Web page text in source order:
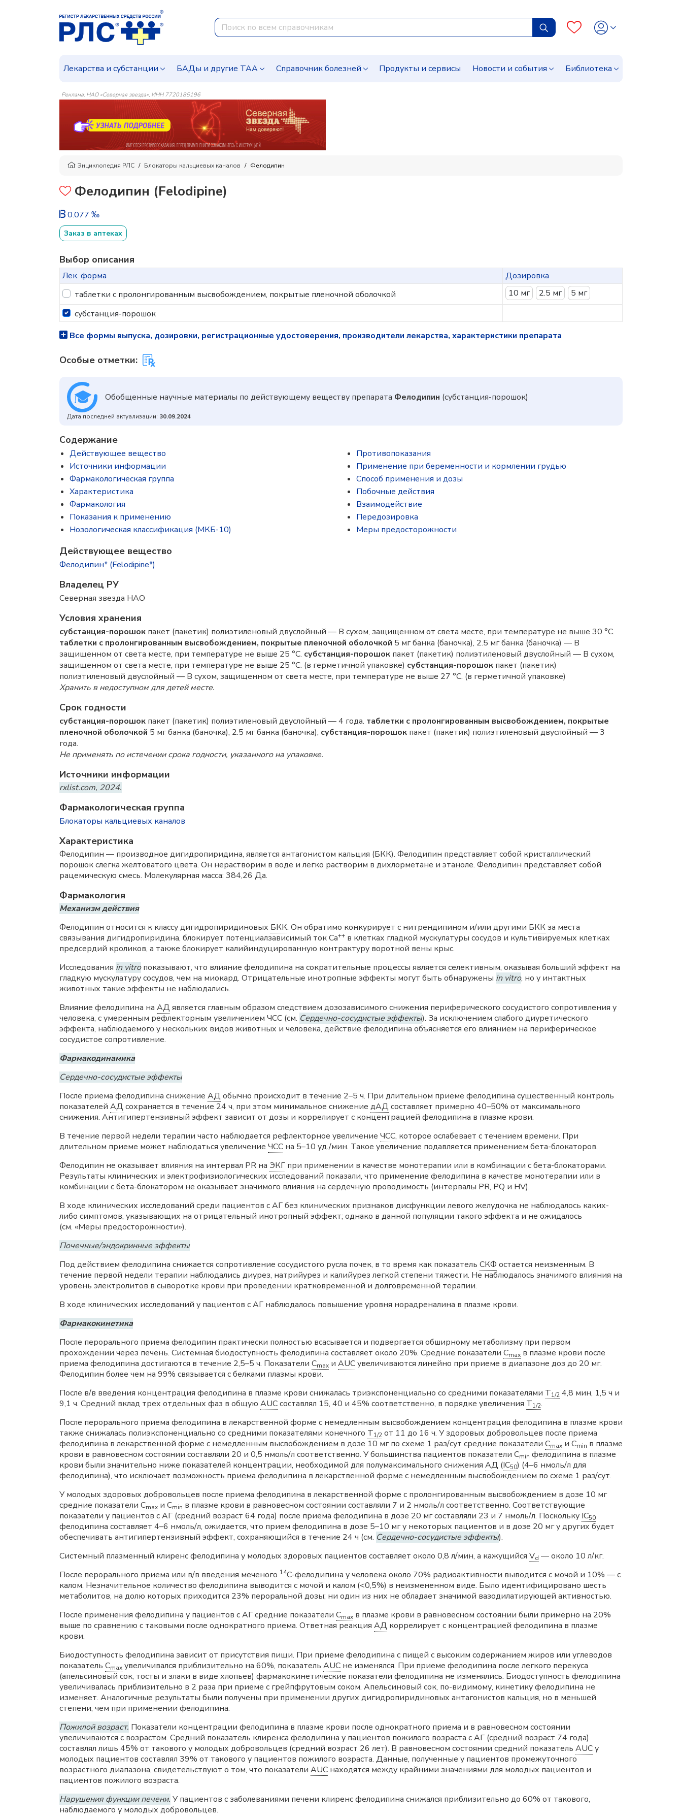
Лекарства и субстанции БАДы и другие ТАА Справочник болезней Продукты и сервисы Новости и события Библиотека
Реклама: НАО «Северная звезда», ИНН 7720185196
Энциклопедия РЛС Блокаторы кальциевых каналов Фелодипин
Фелодипин (Felodipine)
0.077 ‰
Заказ в аптеках
Выбор описания
Лек. форма
Дозировка
таблетки с пролонгированным высвобождением, покрытые пленочной оболочкой
10 мг 2.5 мг
5 мг
субстанция-порошок
Все формы выпуска, дозировки, регистрационные удостоверения, производители лекарства, характеристики препарата
Особые отметки:
Обобщенные научные материалы по действующему веществу препарата Фелодипин (субстанция-порошок)
Дата последней актуализации: 30.09.2024
Содержание
Действующее вещество
Источники информации
Фармакологическая группа
Характеристика
Фармакология
Показания к применению
Нозологическая классификация (МКБ-10)
Противопоказания
Применение при беременности и кормлении грудью
Способ применения и дозы
Побочные действия
Взаимодействие
Передозировка
Меры предосторожности
Действующее вещество
Фелодипин* (Felodipine*)
Владелец РУ
Северная звезда НАО
Условия хранения
субстанция-порошок пакет (пакетик) полиэтиленовый двуслойный — В сухом, защищенном от света месте, при температуре не выше 30 °C.
таблетки с пролонгированным высвобождением, покрытые пленочной оболочкой 5 мг банка (баночка), 2.5 мг банка (баночка) — В
защищенном от света месте, при температуре не выше 25 °C. субстанция-порошок пакет (пакетик) полиэтиленовый двуслойный — В сухом,
защищенном от света месте, при температуре не выше 25 °C. (в герметичной упаковке) субстанция-порошок пакет (пакетик)
полиэтиленовый двуслойный — В сухом, защищенном от света месте, при температуре не выше 27 °C. (в герметичной упаковке)
Хранить в недоступном для детей месте.
Срок годности
субстанция-порошок пакет (пакетик) полиэтиленовый двуслойный — 4 года. таблетки с пролонгированным высвобождением, покрытые
пленочной оболочкой 5 мг банка (баночка), 2.5 мг банка (баночка); субстанция-порошок пакет (пакетик) полиэтиленовый двуслойный — 3
года.
Не применять по истечении срока годности, указанного на упаковке.
Источники информации
rxlist.com, 2024.
Фармакологическая группа
Блокаторы кальциевых каналов
Характеристика
Фелодипин — производное дигидропиридина, является антагонистом кальция (БКК). Фелодипин представляет собой кристаллический
порошок слегка желтоватого цвета. Он нерастворим в воде и легко растворим в дихлорметане и этаноле. Фелодипин представляет собой
рацемическую смесь. Молекулярная масса: 384,26 Да.
Фармакология
Механизм действия
Фелодипин относится к классу дигидропиридиновых БКК. Он обратимо конкурирует с нитрендипином и/или другими БККза места
связывания дигидропиридина, блокирует потенциалзависимый ток Ca++ в клетках гладкой мускулатуры сосудов и культивируемых клетках
предсердий кроликов, а также блокирует калийиндуцированную контрактуру воротной вены крыс.
Исследования in vitroпоказывают, что влияние фелодипина на сократительные процессы является селективным, оказывая больший эффект на
гладкую мускулатуру сосудов, чем на миокард. Отрицательные инотропные эффекты могут быть обнаружены in vitro, но у интактных
животных такие эффекты не наблюдались.
Влияние фелодипина на АД является главным образом следствием дозозависимого снижения периферического сосудистого сопротивления у
человека, с умеренным рефлекторным увеличением ЧСС (см. Сердечно-сосудистые эффекты). За исключением слабого диуретического
эффекта, наблюдаемого у нескольких видов животных и человека, действие фелодипина объясняется его влиянием на периферическое
сосудистое сопротивление.
Фармакодинамика
Сердечно-сосудистые эффекты
После приема фелодипина снижение АД обычно происходит в течение 2–5 ч. При длительном приеме фелодипина существенный контроль
показателей АД сохраняется в течение 24 ч, при этом минимальное снижение дАД составляет примерно 40–50% от максимального
снижения. Антигипертензивный эффект зависит от дозы и коррелирует с концентрацией фелодипина в плазме крови.
В течение первой недели терапии часто наблюдается рефлекторное увеличение ЧСС, которое ослабевает с течением времени. При
длительном приеме может наблюдаться увеличение ЧСС на 5–10 уд./мин. Такое увеличение подавляется применением бета-блокаторов.
Фелодипин не оказывает влияния на интервал PR на ЭКГ при применении в качестве монотерапии или в комбинации с бета-блокаторами.
Результаты клинических и электрофизиологических исследований показали, что применение фелодипина в качестве монотерапии или в
комбинации с бета-блокатором не оказывает значимого влияния на сердечную проводимость (интервалы PR, PQ и HV).
В ходе клинических исследований среди пациентов с АГ без клинических признаков дисфункции левого желудочка не наблюдалось каких-
либо симптомов, указывающих на отрицательный инотропный эффект; однако в данной популяции такого эффекта и не ожидалось
(см. «Меры предосторожности»).
Почечные/эндокринные эффекты
Под действием фелодипина снижается сопротивление сосудистого русла почек, в то время как показатель СКФ остается неизменным. В
течение первой недели терапии наблюдались диурез, натрийурез и калийурез легкой степени тяжести. Не наблюдалось значимого влияния на
уровень электролитов в сыворотке крови при проведении кратковременной и долговременной терапии.
В ходе клинических исследований у пациентов с АГ наблюдалось повышение уровня норадреналина в плазме крови.
Фармакокинетика
После перорального приема фелодипин практически полностью всасывается и подвергается обширному метаболизму при первом
прохождении через печень. Системная биодоступность фелодипина составляет около 20%. Средние показатели Cmax в плазме крови после
приема фелодипина достигаются в течение 2,5–5 ч. Показатели Cmax и AUCувеличиваются линейно при приеме в диапазоне доз до 20 мг.
Фелодипин более чем на 99% связывается с белками плазмы крови.
После в/в введения концентрация фелодипина в плазме крови снижалась триэкспоненциально со средними показателями T1/2 4,8 мин, 1,5 ч и
9,1 ч. Средний вклад трех отдельных фаз в общую AUCсоставлял 15, 40 и 45% соответственно, в порядке увеличения T1/2.
После перорального приема фелодипина в лекарственной форме с немедленным высвобождением концентрация фелодипина в плазме крови
также снижалась полиэкспоненциально со средними показателями конечного T1/2 от 11 до 16 ч. У здоровых добровольцев после приема
фелодипина в лекарственной форме с немедленным высвобождением в дозе 10 мг по схеме 1 раз/сут средние показатели Cmax и Cmin в плазме
крови в равновесном состоянии составляли 20 и 0,5 нмоль/л соответственно. У большинства пациентов показатели Cmin фелодипина в плазме
крови были значительно ниже показателей концентрации, необходимой для полумаксимального снижения АД (IC50) (4–6 нмоль/л для
фелодипина), что исключает возможность приема фелодипина в лекарственной форме с немедленным высвобождением по схеме 1 раз/сут.
У молодых здоровых добровольцев после приема фелодипина в лекарственной форме с пролонгированным высвобождением в дозе 10 мг
средние показатели Cmax и Cmin в плазме крови в равновесном состоянии составляли 7 и 2 нмоль/л соответственно. Соответствующие
показатели у пациентов с АГ (средний возраст 64 года) после приема фелодипина в дозе 20 мг составляли 23 и 7 нмоль/л. Поскольку IC50
фелодипина составляет 4–6 нмоль/л, ожидается, что прием фелодипина в дозе 5–10 мг у некоторых пациентов и в дозе 20 мг у других будет
обеспечивать антигипертензивный эффект, сохраняющийся в течение 24 ч (см. Сердечно-сосудистые эффекты).
Системный плазменный клиренс фелодипина у молодых здоровых пациентов составляет около 0,8 л/мин, а кажущийся Vd — около 10 л/кг.
После перорального приема или в/в введения меченого 14C-фелодипина у человека около 70% радиоактивности выводится с мочой и 10% — с
калом. Незначительное количество фелодипина выводится с мочой и калом (<0,5%) в неизмененном виде. Было идентифицировано шесть
метаболитов, на долю которых приходится 23% пероральной дозы; ни один из них не обладает значимой вазодилатирующей активностью.
После применения фелодипина у пациентов с АГ средние показатели Cmax в плазме крови в равновесном состоянии были примерно на 20%
выше по сравнению с таковыми после однократного приема. Ответная реакция АД коррелирует с концентрацией фелодипина в плазме
крови.
Биодоступность фелодипина зависит от присутствия пищи. При приеме фелодипина с пищей с высоким содержанием жиров или углеводов
показатель Cmax увеличивался приблизительно на 60%, показатель AUC не изменялся. При приеме фелодипина после легкого перекуса
(апельсиновый сок, тосты и злаки в виде хлопьев) фармакокинетические показатели фелодипина не изменялись. Биодоступность фелодипина
увеличивалась приблизительно в 2 раза при приеме с грейпфрутовым соком. Апельсиновый сок, по-видимому, кинетику фелодипина не
изменяет. Аналогичные результаты были получены при применении других дигидропиридиновых антагонистов кальция, но в меньшей
степени, чем при применении фелодипина.
Пожилой возраст. Показатели концентрации фелодипина в плазме крови после однократного приема и в равновесном состоянии
увеличиваются с возрастом. Средний показатель клиренса фелодипина у пациентов пожилого возраста с АГ (средний возраст 74 года)
составлял лишь 45% от такового у молодых добровольцев (средний возраст 26 лет). В равновесном состоянии средний показатель AUCу
молодых пациентов составлял 39% от такового у пациентов пожилого возраста. Данные, полученные у пациентов промежуточного
возрастного диапазона, свидетельствуют о том, что показатели AUC находятся между крайними значениями для молодых пациентов и
пациентов пожилого возраста.
Нарушения функции печени. У пациентов с заболеваниями печени клиренс фелодипина снижался приблизительно до 60% от такового,
наблюдаемого у молодых добровольцев.